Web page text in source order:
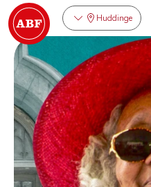
Huddinge